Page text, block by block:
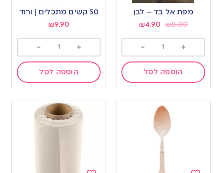
wishlist
מפת אל בד – לבן
₪8.00
₪4.90
+
-
הוספה לסל
to
wishlist
50 קשים מתכלים | ורוד
₪9.90
+
-
הוספה לסל